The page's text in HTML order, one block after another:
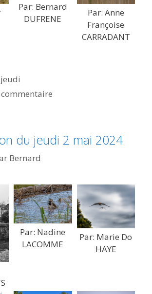
Par: Bernard
DUFRENE
Par: Anne
Françoise
CARRADANT
du jeudi 2 mai 2024
Bernard
Par: Nadine
LACOMME
Par: Marie Do
HAYE